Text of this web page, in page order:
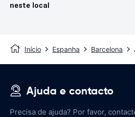
neste local
Início Espanha Barcelona
Ajuda e contacto
Precisa de ajuda? Por favor,